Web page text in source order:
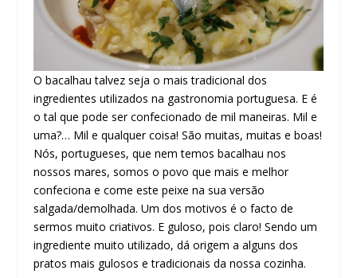
O bacalhau talvez seja o mais tradicional dos
ingredientes utilizados na gastronomia portuguesa. E é
o tal que pode ser confecionado de mil maneiras. Mil e
uma?… Mil e qualquer coisa! São muitas, muitas e boas!
Nós, portugueses, que nem temos bacalhau nos
nossos mares, somos o povo que mais e melhor
confeciona e come este peixe na sua versão
salgada/demolhada. Um dos motivos é o facto de
sermos muito criativos. E guloso, pois claro! Sendo um
ingrediente muito utilizado, dá origem a alguns dos
pratos mais gulosos e tradicionais da nossa cozinha.